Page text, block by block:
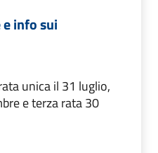
e info sui
unica il 31 luglio,
e terza rata 30